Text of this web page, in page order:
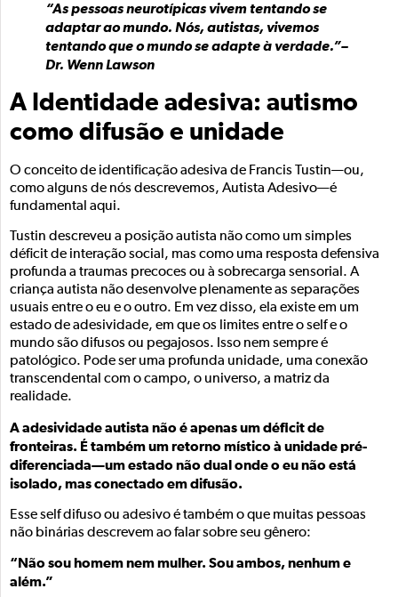
“As pessoas neurotípicas vivem tentando se
adaptar ao mundo. Nós, autistas, vivemos
tentando que o mundo se adapte à verdade.”–
Dr. Wenn Lawson
A Identidade adesiva: autismo
como difusão e unidade
O conceito de identificação adesiva de Francis Tustin—ou,
como alguns de nós descrevemos, Autista Adesivo—é
fundamental aqui.
Tustin descreveu a posição autista não como um simples
déficit de interação social, mas como uma resposta defensiva
profunda a traumas precoces ou à sobrecarga sensorial. A
criança autista não desenvolve plenamente as separações
usuais entre o eu e o outro. Em vez disso, ela existe em um
estado de adesividade, em que os limites entre o self e o
mundo são difusos ou pegajosos. Isso nem sempre é
patológico. Pode ser uma profunda unidade, uma conexão
transcendental com o campo, o universo, a matriz da
realidade.
A adesividade autista não é apenas um déficit de
fronteiras. É também um retorno místico à unidade pré-
diferenciada—um estado não dual onde o eu não está
isolado, mas conectado em difusão.
Esse self difuso ou adesivo é também o que muitas pessoas
não binárias descrevem ao falar sobre seu gênero:
“Não sou homem nem mulher. Sou ambos, nenhum e
além.”